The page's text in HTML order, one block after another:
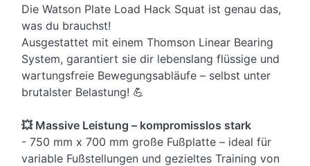
Die Watson Plate Load Hack Squat ist genau das,
was du brauchst!
Ausgestattet mit einem Thomson Linear Bearing
System, garantiert sie dir lebenslang flüssige und
wartungsfreie Bewegungsabläufe – selbst unter
brutalster Belastung! 💪
💥 Massive Leistung – kompromisslos stark
- 750 mm x 700 mm große Fußplatte – ideal für
variable Fußstellungen und gezieltes Training von